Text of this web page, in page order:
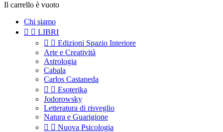
Il carrello è vuoto
Chi siamo
  LIBRI
  Edizioni Spazio Interiore
Arte e Creatività
Astrologia
Cabala
Carlos Castaneda
  Esoterika
Jodorowsky
Letteratura di risveglio
Natura e Guarigione
  Nuova Psicologia